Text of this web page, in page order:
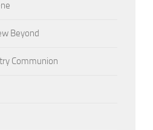
Beyond
Communion